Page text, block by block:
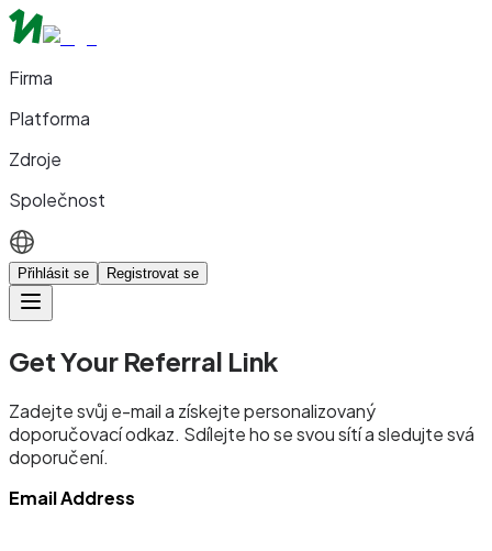
Firma
Platforma
Zdroje
Společnost
Přihlásit se Registrovat se
Get Your Referral Link
Zadejte svůj e-mail a získejte personalizovaný
doporučovací odkaz. Sdílejte ho se svou sítí a sledujte svá
doporučení.
Email Address